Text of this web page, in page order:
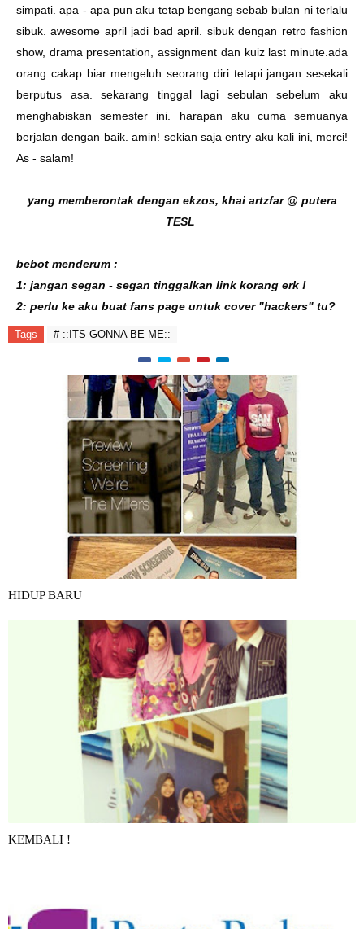
simpati. apa - apa pun aku tetap bengang sebab bulan ni terlalu
sibuk. awesome april jadi bad april. sibuk dengan retro fashion
show, drama presentation, assignment dan kuiz last minute.ada
orang cakap biar mengeluh seorang diri tetapi jangan sesekali
berputus asa. sekarang tinggal lagi sebulan sebelum aku
menghabiskan semester ini. harapan aku cuma semuanya
berjalan dengan baik. amin! sekian saja entry aku kali ini, merci!
As - salam!
yang memberontak dengan ekzos, khai artzfar @ putera
TESL
bebot menderum :
1: jangan segan - segan tinggalkan link korang erk !
2: perlu ke aku buat fans page untuk cover "hackers" tu?
Tags # ::ITS GONNA BE ME::
HIDUP BARU
KEMBALI !